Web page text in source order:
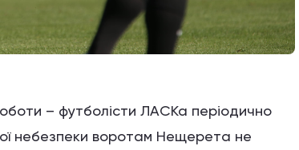
– футболісти ЛАСКа періодично
небезпеки воротам Нещерета не